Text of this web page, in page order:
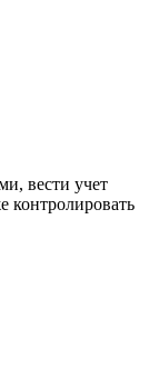
вести учет
контролировать